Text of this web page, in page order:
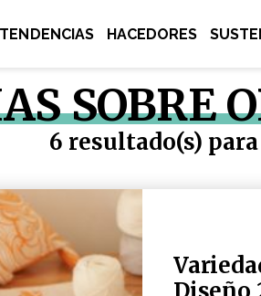
TENDENCIAS HACEDORES
SOBRE
6 resultado(s)